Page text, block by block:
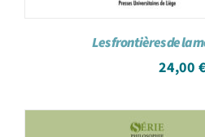
Les frontières de la
24,00 €